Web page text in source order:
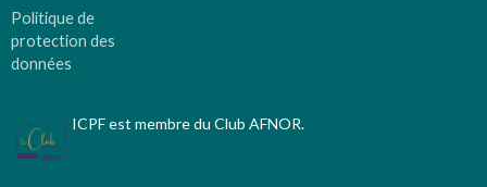
Politique de
protection des
données
ICPF est membre du Club AFNOR.